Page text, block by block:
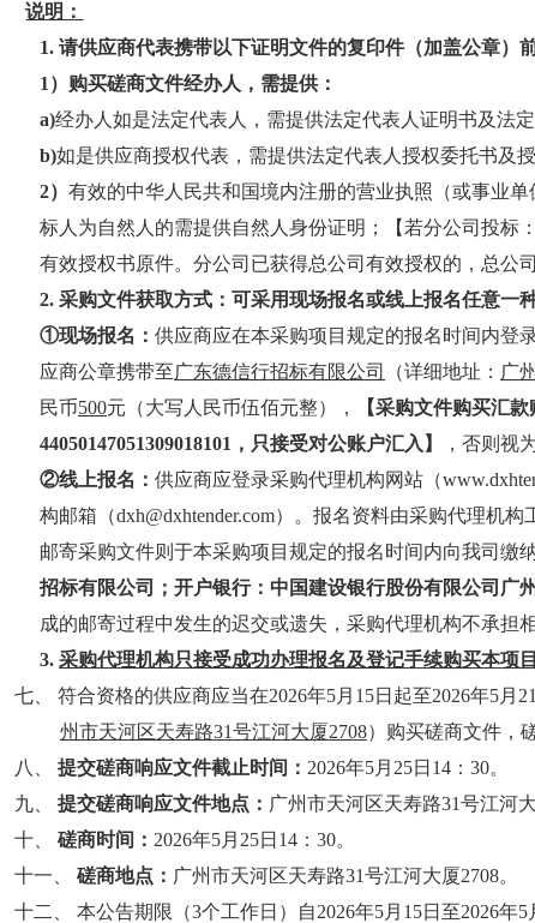
说明：
1. 请供应商代表携带以下证明文件的复印件（加盖公章）
1）购买磋商文件经办人，需提供：
a)经办人如是法定代表人，需提供法定代表人证明书及法
b)如是供应商授权代表，需提供法定代表人授权委托书及
2） 有效的中华人民共和国境内注册的营业执照（或事业单
标人为自然人的需提供自然人身份证明；【若分公司投标
有效授权书原件。分公司已获得总公司有效授权的，总公
2. 采购文件获取方式：可采用现场报名或线上报名任意一
①现场报名： 供应商应在本采购项目规定的报名时间内登
应商公章携带至广东德信行招标有限公司 （详细地址： 广
民币500元（大写人民币伍佰元整）， 【采购文件购买汇款
44050147051309018101 ，只接受对公账户汇入】
，否则视
②线上报名： 供应商应登录采购代理机构网站（
构邮箱（dxh@dxhtender.com）。报名资料由采购代理机
邮寄采购文件则于本采购项目规定的报名时间内向我司缴
招标有限公司； 开户银行： 中国建设银行股份有限公司广
成的邮寄过程中发生的迟交或遗失，采购代理机构不承担
3. 采购代理机构只接受成功办理报名及登记手续购买本项
七、 符合资格的供应商应当在2026年5月15日起至2026年5月
州市天河区天寿路31号江河大厦2708）购买磋商文件，
八、 提交磋商响应文件截止时间： 2026年5月25日14：30。
九、 提交磋商响应文件地点： 广州市天河区天寿路31号江河
十、 磋商时间： 2026年5月25日14：30。
十一、 磋商地点： 广州市天河区天寿路31号江河大厦2708。
十二、 本公告期限（3个工作日）自2026年5月15日至2026年5